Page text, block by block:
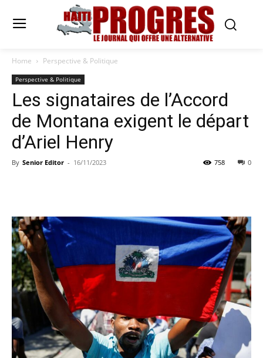
Home Perspective & Politique
Perspective & Politique
Les signataires de l’Accord
de Montana exigent le départ
d’Ariel Henry
By Senior Editor - 16/11/2023 0
758